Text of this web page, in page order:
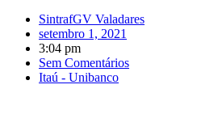
SintrafGV Valadares
setembro 1, 2021
3:04 pm
Sem Comentários
Itaú - Unibanco